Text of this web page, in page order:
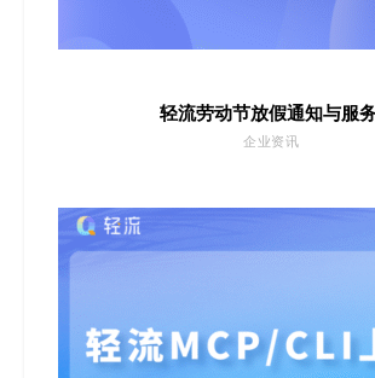
轻流劳动节放假通知与服
企业资讯